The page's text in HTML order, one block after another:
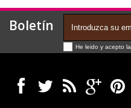
Boletín
He leido y acepto la